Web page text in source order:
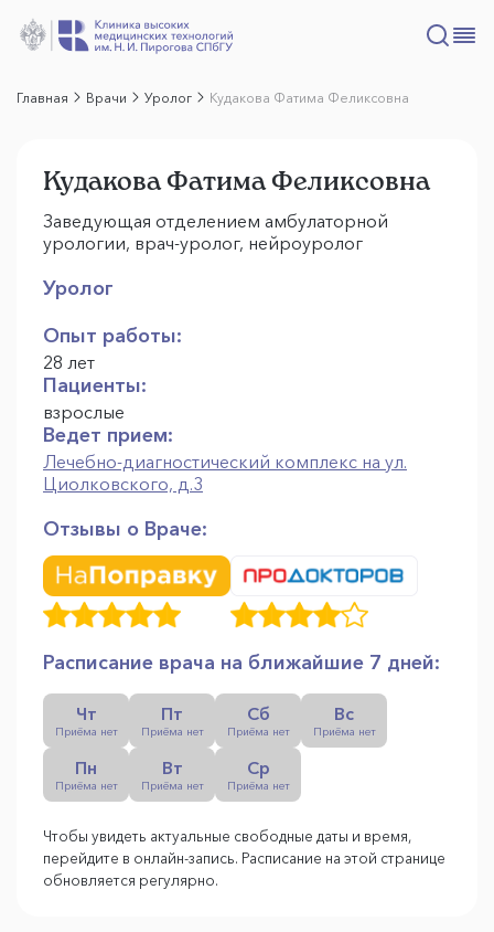
Главная Врачи Уролог Кудакова Фатима Феликсовна
Кудакова Фатима Феликсовна
Заведующая отделением амбулаторной
урологии, врач-уролог, нейроуролог
Уролог
Опыт работы:
28 лет
Пациенты:
взрослые
Ведет прием:
Лечебно-диагностический комплекс на ул.
Циолковского, д.3
Отзывы о Враче:
Расписание врача на ближайшие 7 дней:
Чт
Приёма нет
Пт
Приёма нет
Сб
Приёма нет
Вс
Приёма нет
Пн
Приёма нет
Вт
Приёма нет
Ср
Приёма нет
Чтобы увидеть актуальные свободные даты и время,
перейдите в онлайн-запись. Расписание на этой странице
обновляется регулярно.